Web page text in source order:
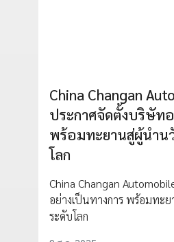
China Changan
ประกาศจัดตั้งบริษัท
พร้อมทะยานสู่ผู้นำน
โลก
China Changan
อย่างเป็นทางการ พร้อมทะ
ระดับโลก